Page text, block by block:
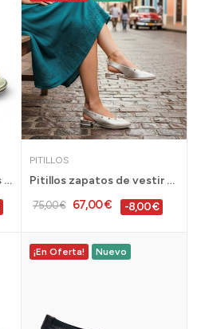
Sandalias fantasía Pitillos en horma ancha para...
PITILLOS
Pitillos zapatos de vestir planos con tacon...
75,00 € 67,00 € -8,00 €
¡En Oferta! Nuevo